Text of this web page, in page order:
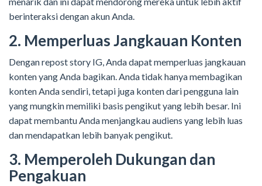
berinteraksi dengan akun Anda.
2. Memperluas Jangkauan Konten
Dengan repost story IG, Anda dapat memperluas jangkauan
konten yang Anda bagikan. Anda tidak hanya membagikan
konten Anda sendiri, tetapi juga konten dari pengguna lain
yang mungkin memiliki basis pengikut yang lebih besar. Ini
dapat membantu Anda menjangkau audiens yang lebih luas
dan mendapatkan lebih banyak pengikut.
3. Memperoleh Dukungan dan
Pengakuan